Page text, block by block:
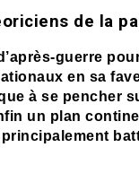
de la
guerre
en sa
à se pencher
un plan
principalement